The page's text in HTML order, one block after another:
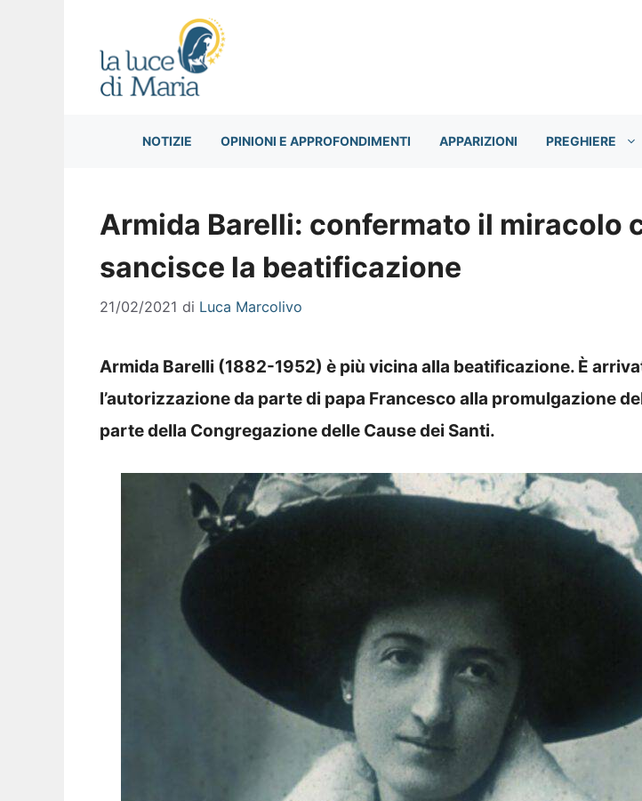
NOTIZIE OPINIONI E APPROFONDIMENTI APPARIZIONI PREGHIERE
Armida Barelli: confermato il miracolo
sancisce la beatificazione
21/02/2021 di Luca Marcolivo
Armida Barelli (1882-1952) è più vicina alla beatificazione. È
l’autorizzazione da parte di papa Francesco alla promulgazione
parte della Congregazione delle Cause dei Santi.